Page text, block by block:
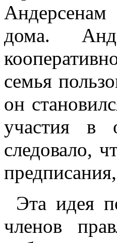
дома.
семья
он
участия в
следовало,
Эта идея
членов